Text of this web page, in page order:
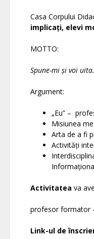
Casa Corpului
implicați, elevi
MOTTO:
Spune-mi și voi
Argument:
„Eu” –
Misiunea
Arta de a fi
Activități
Activitatea va
profesor formator
Link-ul de